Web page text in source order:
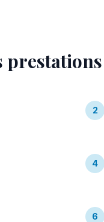
prestations
2
4
6